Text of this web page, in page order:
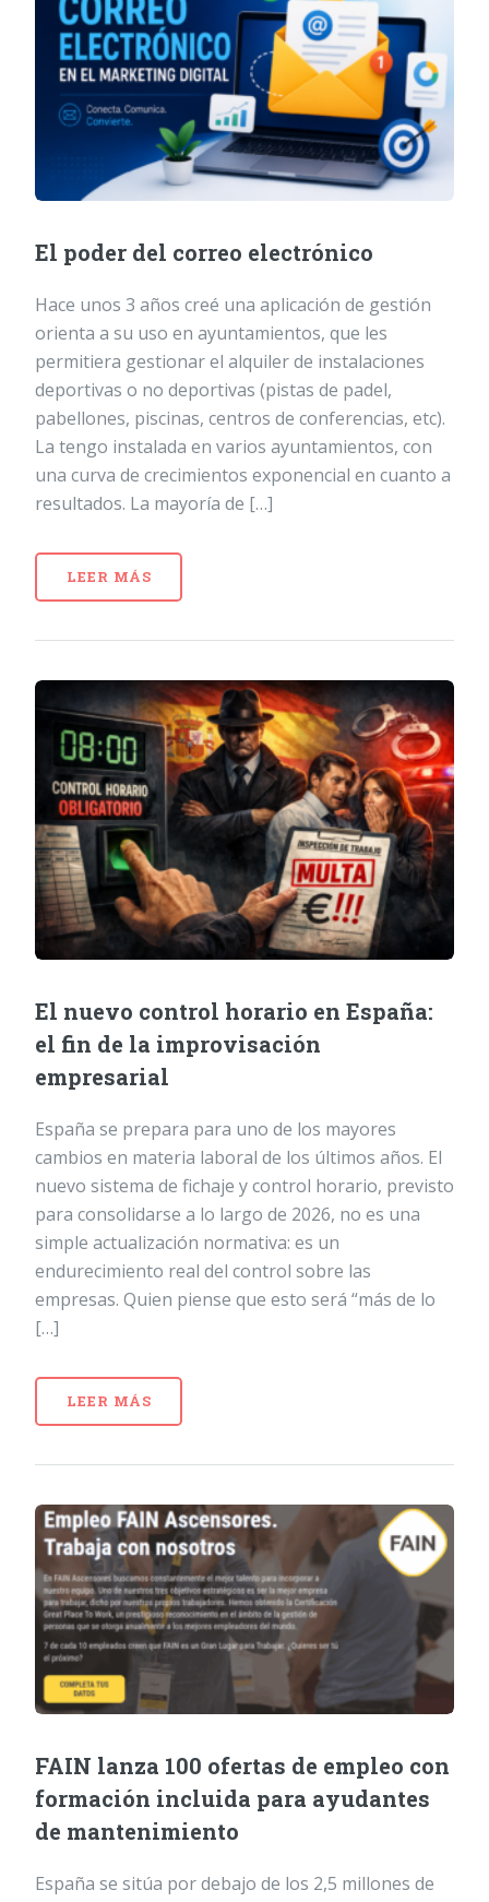
El poder del correo electrónico
Hace unos 3 años creé una aplicación de gestión
orienta a su uso en ayuntamientos, que les
permitiera gestionar el alquiler de instalaciones
deportivas o no deportivas (pistas de padel,
pabellones, piscinas, centros de conferencias, etc).
La tengo instalada en varios ayuntamientos, con
una curva de crecimientos exponencial en cuanto a
resultados. La mayoría de […]
LEER MÁS
El nuevo control horario en España:
el fin de la improvisación
empresarial
España se prepara para uno de los mayores
cambios en materia laboral de los últimos años. El
nuevo sistema de fichaje y control horario, previsto
para consolidarse a lo largo de 2026, no es una
simple actualización normativa: es un
endurecimiento real del control sobre las
empresas. Quien piense que esto será “más de lo
[…]
LEER MÁS
FAIN lanza 100 ofertas de empleo con
formación incluida para ayudantes
de mantenimiento
España se sitúa por debajo de los 2,5 millones de